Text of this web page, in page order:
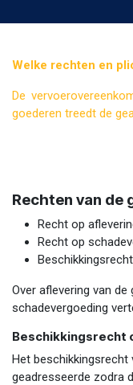
Welke rechten en
De
goederen treedt de
Rechten van de
Recht op
Recht op
Beschikkingsrecht
Over aflevering van de
schadevergoeding
Beschikkingsrecht
Het beschikkingsrecht
geadresseerde zodra